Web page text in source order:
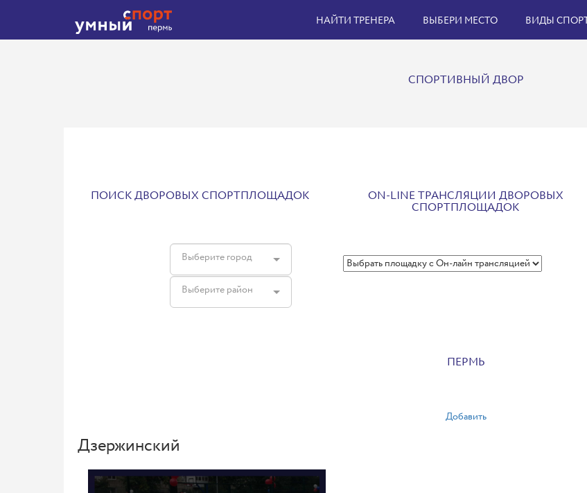
НАЙТИ ТРЕНЕРА ВЫБЕРИ МЕСТО ВИДЫ
СПОРТИВНЫЙ ДВОР
ПОИСК ДВОРОВЫХ СПОРТПЛОЩАДОК
Выберите город
Выберите район
ON-LINE ТРАНСЛЯЦИИ ДВОРОВЫХ
СПОРТПЛОЩАДОК
ПЕРМЬ
Добавить
Дзержинский